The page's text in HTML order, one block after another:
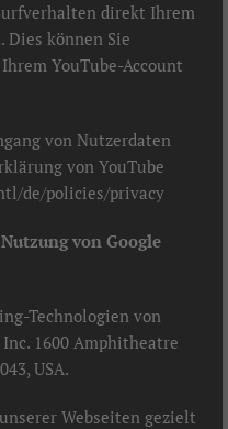
direkt Ihrem
Dies können Sie
YouTube-Account
von Nutzerdaten
von YouTube
de/policies/privacy
von Google
Technologien von
1600 Amphitheatre
USA.
Webseiten gezielt